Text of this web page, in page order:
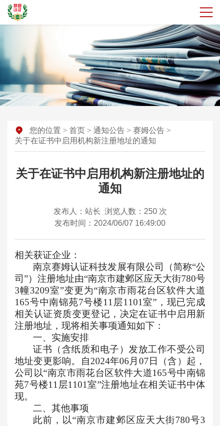
您的位置 > 首页 > 通知公告 > 赛姆公告 >
关于在证书中启用机构新注册地址的通知
关于在证书中启用机构新注册地址的
通知
发布人：站长 浏览人数： 250 次
发布时间：2024/06/07 16:49:00
相关获证企业：
南京赛姆认证科技发展有限公司（简称“公
司”）注册地址由“南京市建邺区应天大街780号
3幢3209室”变更为“南京市雨花台区软件大道
165号中南锦苑7号楼11层1101室” ， 现已完成
相关认证资质变更登记，决定在证书中启用新
注册地址，现将相关事项通知如下：
一、实施安排
证书（含纸质和电子）发放工作不受公司
地址变更影响。自2024年06月07日（含）起，
公司以“南京市雨花台区软件大道165号中南锦
苑7号楼11层1101室”注册地址在相关证书中体
现。
二、其他事项
此前，以“南京市建邺区应天大街780号3